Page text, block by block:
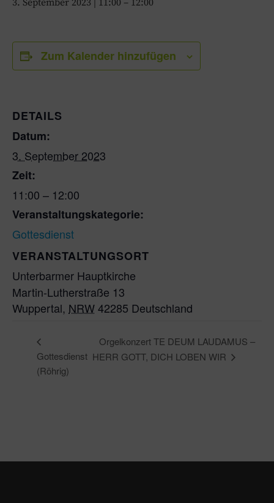
3. September 2023 | 11:00 – 12:00
Zum Kalender hinzufügen
DETAILS
Datum:
3. September 2023
Zeit:
11:00 – 12:00
Veranstaltungskategorie:
Gottesdienst
VERANSTALTUNGSORT
Unterbarmer Hauptkirche
Martin-Lutherstraße 13
Wuppertal, NRW42285 Deutschland
Gottesdienst
(Röhrig)
Orgelkonzert TE DEUM LAUDAMUS –
HERR GOTT, DICH LOBEN WIR